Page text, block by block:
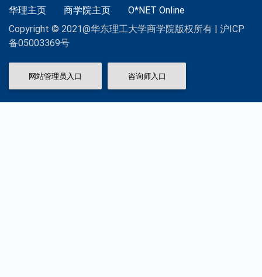
华理主页 商学院主页
O*NET Online
Copyright © 2021@华东理工大学商学院版权所有 | 沪ICP
备05003369号
网站管理员入口 咨询师入口